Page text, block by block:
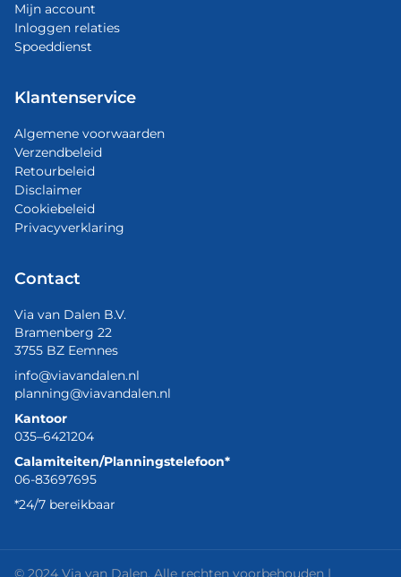
Mijn account
Inloggen relaties
Spoeddienst
Klantenservice
Algemene voorwaarden
Verzendbeleid
Retourbeleid
Disclaimer
Cookiebeleid
Privacyverklaring
Contact
Via van Dalen B.V.
Bramenberg 22
3755 BZ Eemnes
info@viavandalen.nl
planning@viavandalen.nl
Kantoor
035–6421204
Calamiteiten/Planningstelefoon*
06-83697695
*24/7 bereikbaar